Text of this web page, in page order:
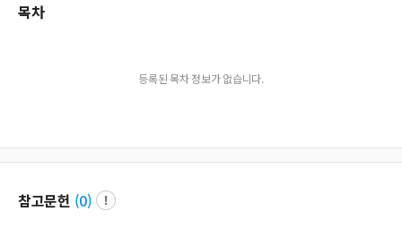
목차
등록된 목차 정보가 없습니다.
참고문헌 (0)